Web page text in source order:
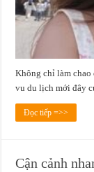
Không chỉ làm chao
vu du lịch mới đây
Đọc tiếp =>>
Cận cảnh